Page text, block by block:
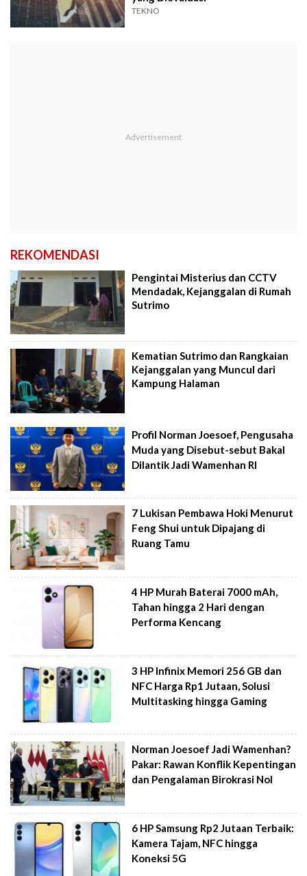
TEKNO
REKOMENDASI
Pengintai Misterius dan CCTV
Mendadak, Kejanggalan di Rumah
Sutrimo
Kematian Sutrimo dan Rangkaian
Kejanggalan yang Muncul dari
Kampung Halaman
Profil Norman Joesoef, Pengusaha
Muda yang Disebut-sebut Bakal
Dilantik Jadi Wamenhan RI
7 Lukisan Pembawa Hoki Menurut
Feng Shui untuk Dipajang di
Ruang Tamu
4 HP Murah Baterai 7000 mAh,
Tahan hingga 2 Hari dengan
Performa Kencang
3 HP Infinix Memori 256 GB dan
NFC Harga Rp1 Jutaan, Solusi
Multitasking hingga Gaming
Norman Joesoef Jadi Wamenhan?
Pakar: Rawan Konflik Kepentingan
dan Pengalaman Birokrasi Nol
6 HP Samsung Rp2 Jutaan Terbaik:
Kamera Tajam, NFC hingga
Koneksi 5G